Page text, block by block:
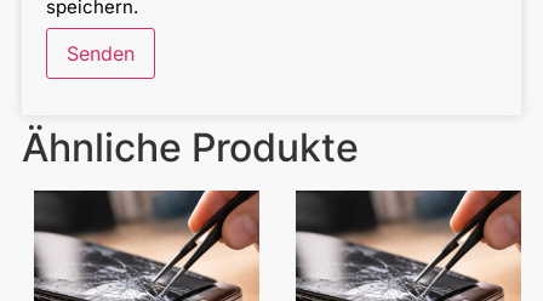
speichern.
Ähnliche Produkte